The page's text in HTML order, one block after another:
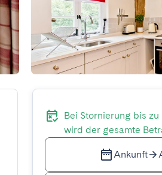
Bei Stornierung bis
wird der gesamte
Ankunft